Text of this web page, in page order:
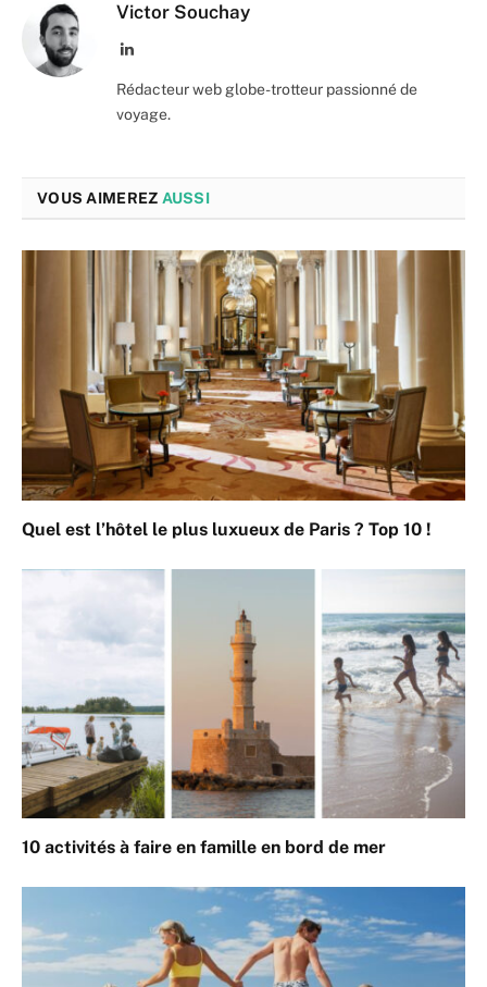
Victor Souchay
LinkedIn
Rédacteur web globe-trotteur passionné de
voyage.
VOUS AIMEREZ AUSSI
Quel est l’hôtel le plus luxueux de Paris ? Top 10 !
10 activités à faire en famille en bord de mer